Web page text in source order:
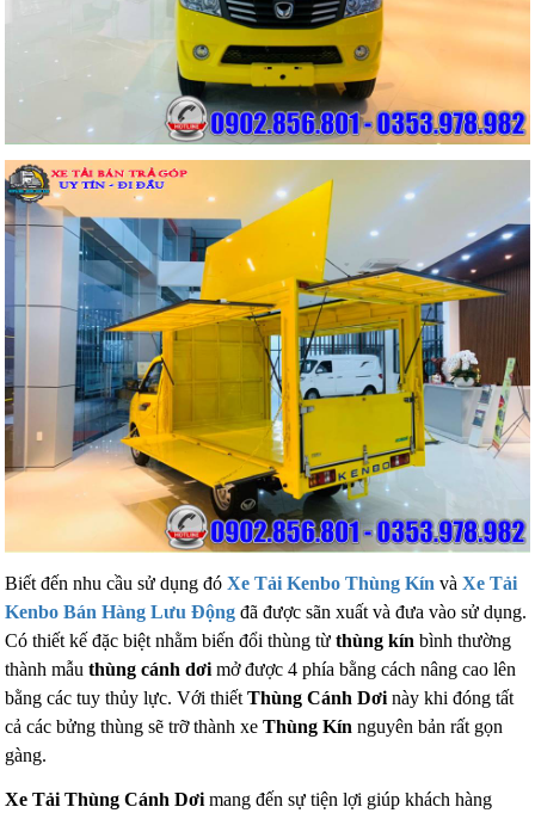
Biết đến nhu cầu sử dụng đóXe Tải Kenbo Thùng Kín vàXe Tải
Kenbo Bán Hàng Lưu Động đã được sãn xuất và đưa vào sử dụng.
Có thiết kế đặc biệt nhằm biến đổi thùng từthùng kín bình thường
thành mẫuthùng cánh dơi mở được 4 phía bằng cách nâng cao lên
bằng các tuy thủy lực. Với thiếtThùng Cánh Dơi này khi đóng tất
cả các bửng thùng sẽ trỡ thành xeThùng Kín nguyên bản rất gọn
gàng.
Xe Tải Thùng Cánh Dơi mang đến sự tiện lợi giúp khách hàng